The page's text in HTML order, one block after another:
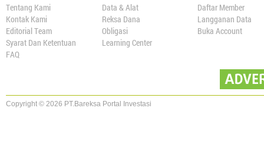
Tentang Kami
Kontak Kami
Editorial Team
Syarat Dan Ketentuan
FAQ
Data & Alat
Reksa Dana
Obligasi
Learning Center
Daftar Member
Langganan Data
Buka Account
Copyright © 2026 PT.Bareksa Portal Investasi